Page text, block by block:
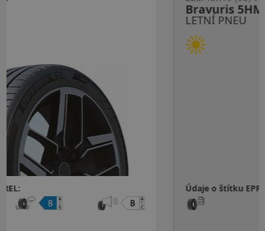
Bravuris 5HM XL FR DOT22